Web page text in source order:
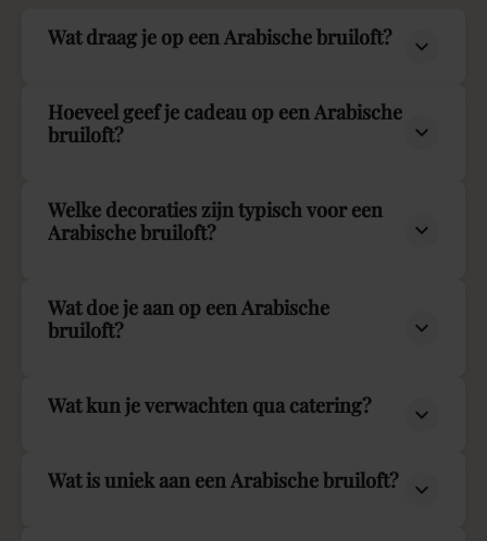
Wat draag je op een Arabische bruiloft?
Hoeveel geef je cadeau op een Arabische
bruiloft?
Welke decoraties zijn typisch voor een
Arabische bruiloft?
Wat doe je aan op een Arabische
bruiloft?
Wat kun je verwachten qua catering?
Wat is uniek aan een Arabische bruiloft?